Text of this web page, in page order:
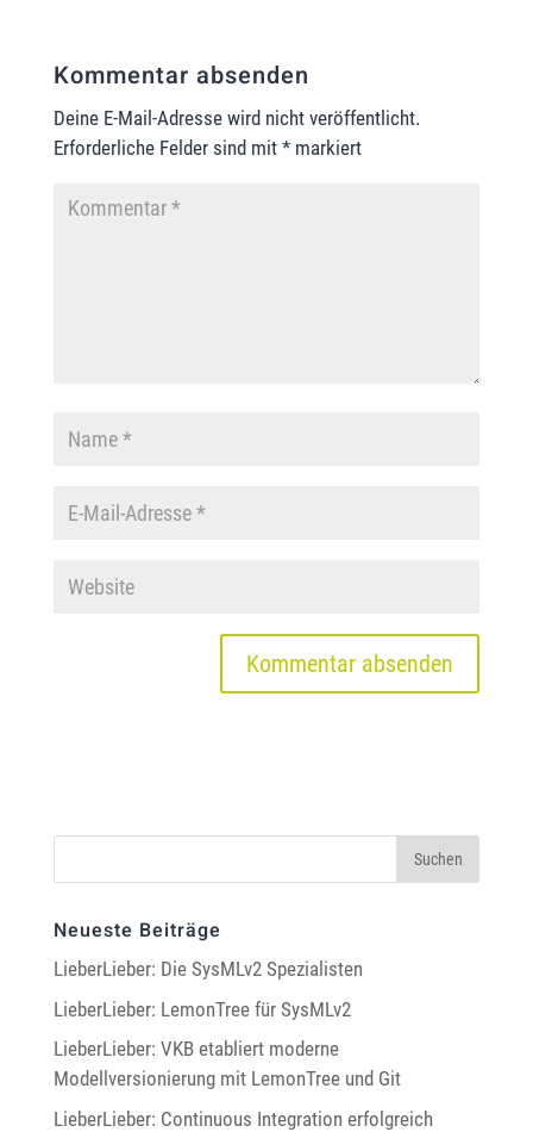
Kommentar absenden
Deine E-Mail-Adresse wird nicht veröffentlicht.
Erforderliche Felder sind mit *markiert
Neueste Beiträge
LieberLieber: Die SysMLv2 Spezialisten
LieberLieber: LemonTree für SysMLv2
LieberLieber: VKB etabliert moderne
Modellversionierung mit LemonTree und Git
LieberLieber: Continuous Integration erfolgreich